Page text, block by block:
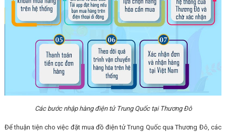
Các bước nhập hàng điện tử Trung Quốc tại Thương Đô
Để thuận tiện cho việc đặt mua đồ điện tử Trung Quốc qua Thương Đô, các